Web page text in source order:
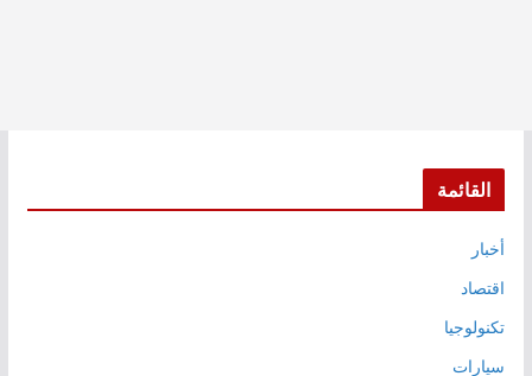
القائمة
أخبار
اقتصاد
تكنولوجيا
سيارات